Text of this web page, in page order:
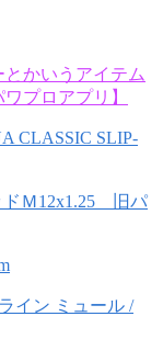
とかいうアイテム
プロアプリ】
CLASSIC SLIP-
ドＭ12x1.25 旧パ
イン ミュール /